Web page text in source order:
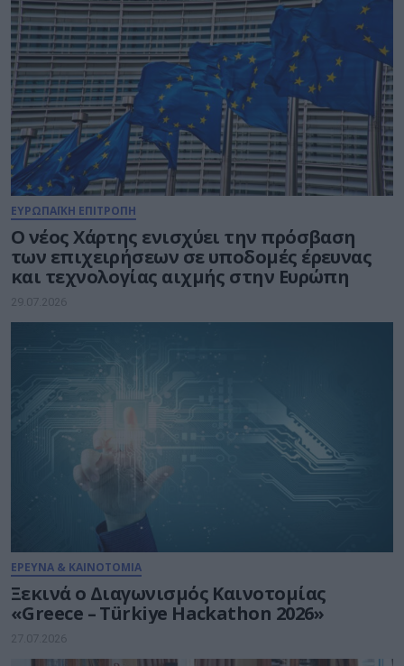
ΕΥΡΩΠΑΪΚΗ ΕΠΙΤΡΟΠΗ
Ο νέος Χάρτης ενισχύει την πρόσβαση
των επιχειρήσεων σε υποδομές έρευνας
και τεχνολογίας αιχμής στην Ευρώπη
29.07.2026
ΕΡΕΥΝΑ & ΚΑΙΝΟΤΟΜΙΑ
Ξεκινά ο Διαγωνισμός Καινοτομίας
«Greece – Türkiye Hackathon 2026»
27.07.2026